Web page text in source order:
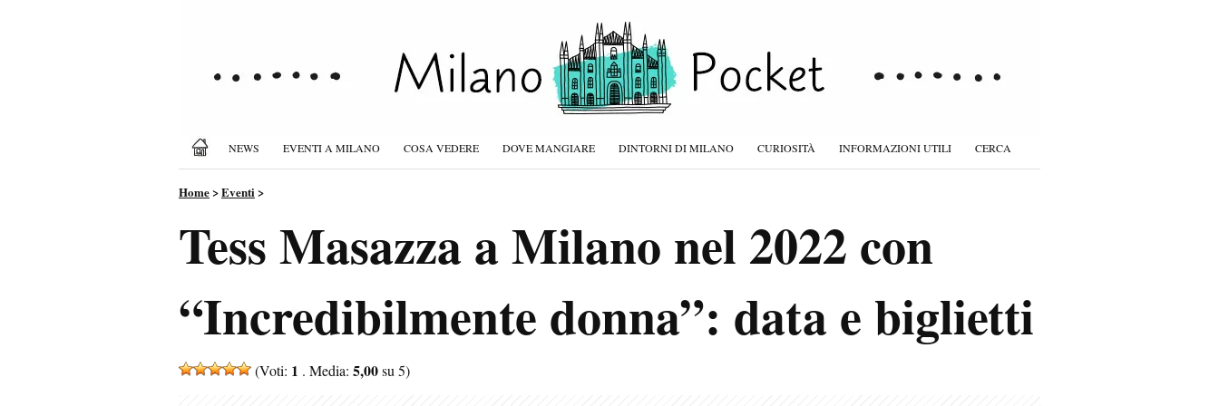
NEWS EVENTI A MILANO COSA VEDERE DOVE MANGIARE DINTORNI DI MILANO CURIOSITÀ INFORMAZIONI UTILI CERCA
Home>Eventi>
Tess Masazza a Milano nel 2022 con
“Incredibilmente donna”: data e biglietti
(Voti: 1 . Media: 5,00su 5)